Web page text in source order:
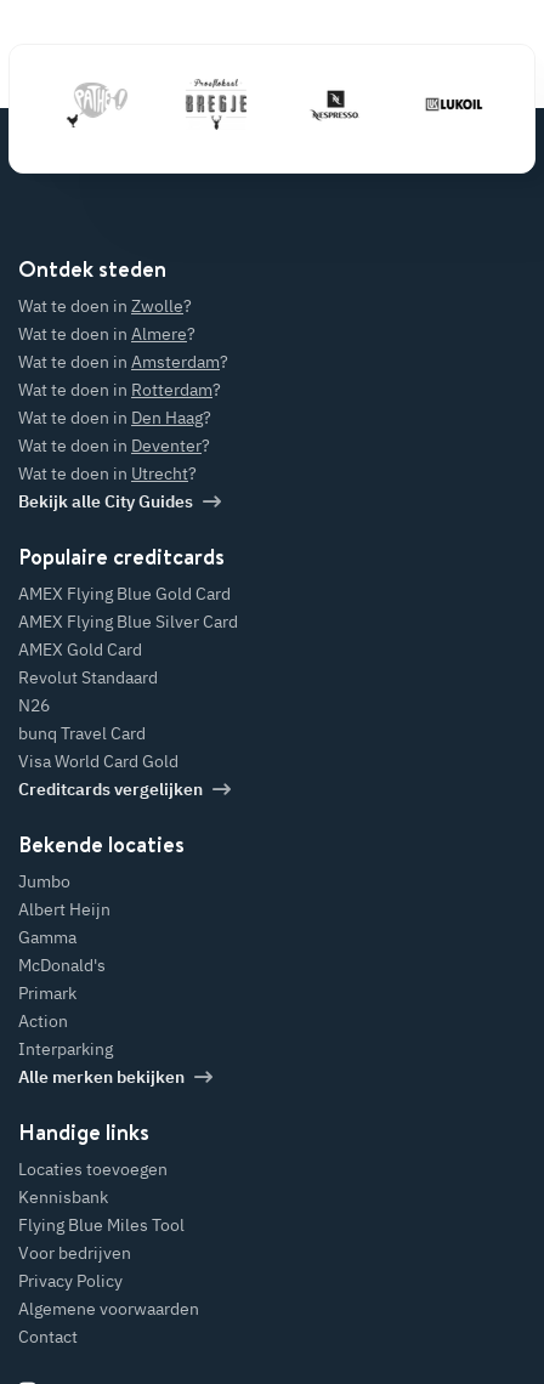
Ontdek steden
Wat te doen in Zwolle?
Wat te doen in Almere?
Wat te doen in Amsterdam?
Wat te doen in Rotterdam?
Wat te doen in Den Haag?
Wat te doen in Deventer?
Wat te doen in Utrecht?
Bekijk alle City Guides
Populaire creditcards
AMEX Flying Blue Gold Card
AMEX Flying Blue Silver Card
AMEX Gold Card
Revolut Standaard
N26
bunq Travel Card
Visa World Card Gold
Creditcards vergelijken
Bekende locaties
Jumbo
Albert Heijn
Gamma
McDonald's
Primark
Action
Interparking
Alle merken bekijken
Handige links
Locaties toevoegen
Kennisbank
Flying Blue Miles Tool
Voor bedrijven
Privacy Policy
Algemene voorwaarden
Contact